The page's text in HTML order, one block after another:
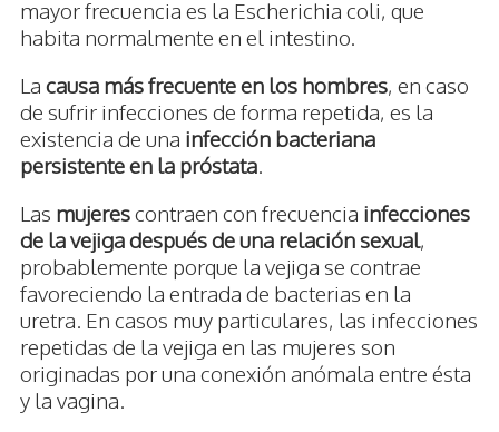
mayor frecuencia es la Escherichia coli, que
habita normalmente en el intestino.
La causa más frecuente en los hombres, en caso
de sufrir infecciones de forma repetida, es la
existencia de una infección bacteriana
persistente en la próstata
Las mujerescontraen con frecuencia infecciones
de la vejiga después de una relación sexual,
probablemente porque la vejiga se contrae
favoreciendo la entrada de bacterias en la
uretra. En casos muy particulares, las infecciones
repetidas de la vejiga en las mujeres son
originadas por una conexión anómala entre ésta
y la vagina.